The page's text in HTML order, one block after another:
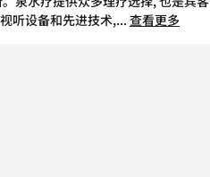
听设备和先进技术,... 查看更多